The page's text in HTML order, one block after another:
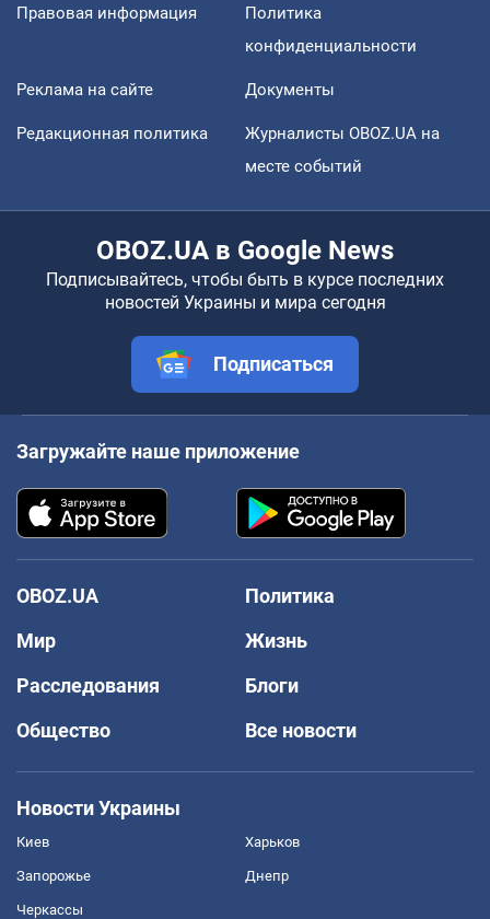
Правовая информация
Политика
конфиденциальности
Реклама на сайте Документы
Редакционная политика
Журналисты OBOZ.UA на
месте событий
OBOZ.UA в Google News
Подписывайтесь, чтобы быть в курсе последних
новостей Украины и мира сегодня
Подписаться
Загружайте наше приложение
OBOZ.UA
Политика
Мир
Жизнь
Расследования
Блоги
Общество
Все новости
Новости Украины
Киев Харьков
Запорожье Днепр
Черкассы